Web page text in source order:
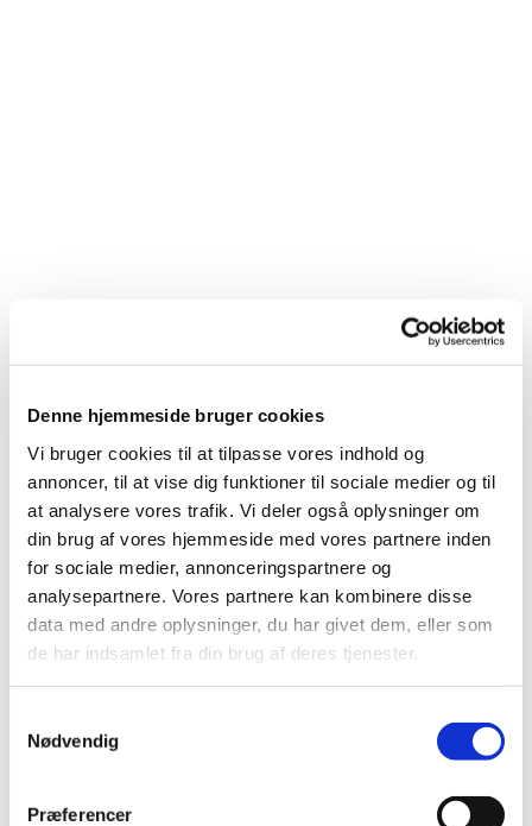
Denne hjemmeside bruger cookies
Vi bruger cookies til at tilpasse vores indhold og
annoncer, til at vise dig funktioner til sociale medier og til
at analysere vores trafik. Vi deler også oplysninger om
din brug af vores hjemmeside med vores partnere inden
for sociale medier, annonceringspartnere og
analysepartnere. Vores partnere kan kombinere disse
data med andre oplysninger, du har givet dem, eller som
de har indsamlet fra din brug af deres tjenester.
Nødvendig
Præferencer
Du vil måske også kunne
lide...